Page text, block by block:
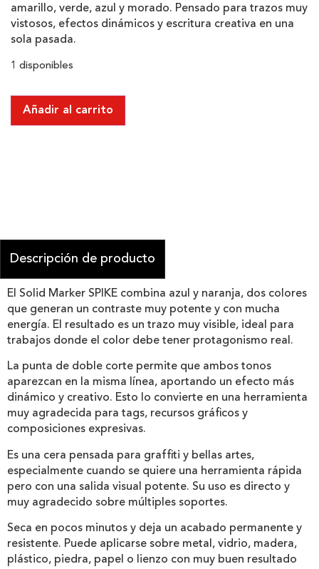
amarillo, verde, azul y morado. Pensado para trazos muy
vistosos, efectos dinámicos y escritura creativa en una
sola pasada.
1 disponibles
Añadir al carrito
Descripción de producto
El Solid Marker SPIKE combina azul y naranja, dos colores
que generan un contraste muy potente y con mucha
energía. El resultado es un trazo muy visible, ideal para
trabajos donde el color debe tener protagonismo real.
La punta de doble corte permite que ambos tonos
aparezcan en la misma línea, aportando un efecto más
dinámico y creativo. Esto lo convierte en una herramienta
muy agradecida para tags, recursos gráficos y
composiciones expresivas.
Es una cera pensada para graffiti y bellas artes,
especialmente cuando se quiere una herramienta rápida
pero con una salida visual potente. Su uso es directo y
muy agradecido sobre múltiples soportes.
Seca en pocos minutos y deja un acabado permanente y
resistente. Puede aplicarse sobre metal, vidrio, madera,
plástico, piedra, papel o lienzo con muy buen resultado